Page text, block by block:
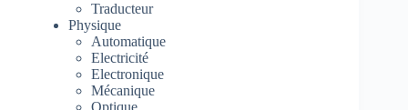
Traducteur
Physique
Automatique
Electricité
Electronique
Mécanique